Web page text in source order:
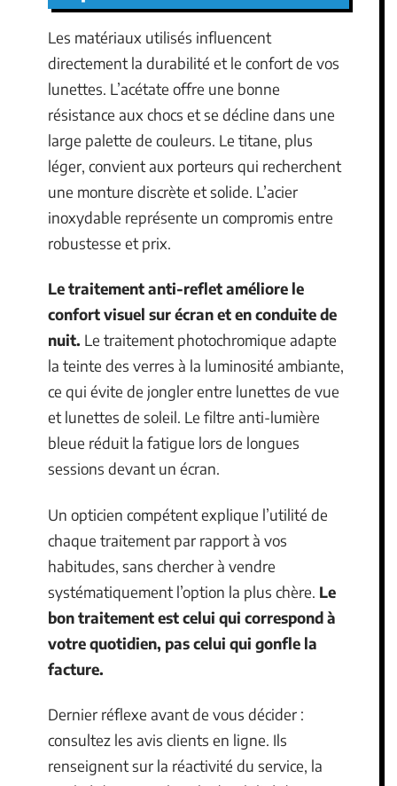
Les matériaux utilisés influencent
directement la durabilité et le confort de vos
lunettes. L’acétate offre une bonne
résistance aux chocs et se décline dans une
large palette de couleurs. Le titane, plus
léger, convient aux porteurs qui recherchent
une monture discrète et solide. L’acier
inoxydable représente un compromis entre
robustesse et prix.
Le traitement anti-reflet améliore le
confort visuel sur écran et en conduite de
nuit. Le traitement photochromique adapte
la teinte des verres à la luminosité ambiante,
ce qui évite de jongler entre lunettes de vue
et lunettes de soleil. Le filtre anti-lumière
bleue réduit la fatigue lors de longues
sessions devant un écran.
Un opticien compétent explique l’utilité de
chaque traitement par rapport à vos
habitudes, sans chercher à vendre
systématiquement l’option la plus chère. Le
bon traitement est celui qui correspond à
votre quotidien, pas celui qui gonfle la
facture.
Dernier réflexe avant de vous décider :
consultez les avis clients en ligne. Ils
renseignent sur la réactivité du service, la